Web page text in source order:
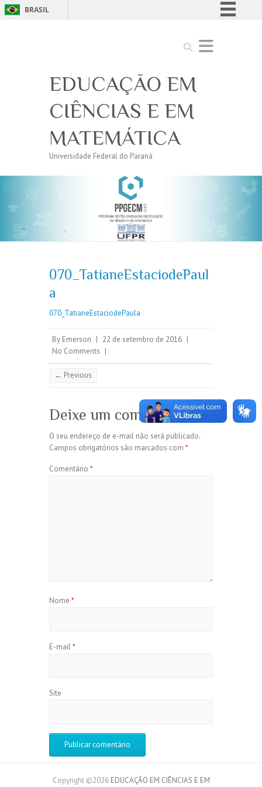
BRASIL
Comunica BR
Acesso à informação
Legislação
Canais
Search
EDUCAÇÃO EM
CIÊNCIAS E EM
MATEMÁTICA
Universidade Federal do Paraná
070_TatianeEstaciodePaul
a
070_TatianeEstaciodePaula
By Emerson | 22 de setembro de 2016 |
No Comments |
← Previous
Deixe um comentário
O seu endereço de e-mail não será publicado.
Campos obrigatórios são marcados com *
Comentário *
Nome *
E-mail*
Site
Copyright ©2026 EDUCAÇÃO EM CIÊNCIAS E EM